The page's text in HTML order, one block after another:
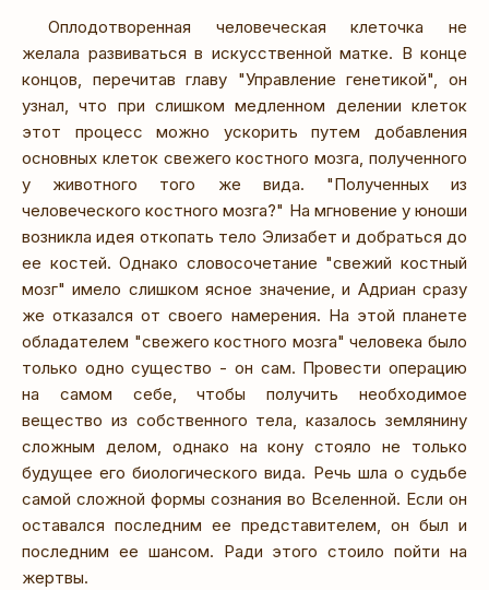
Оплодотворенная человеческая клеточка не
желала развиваться в искусственной матке. В конце
концов, перечитав главу "Управление генетикой", он
узнал, что при слишком медленном делении клеток
этот процесс можно ускорить путем добавления
основных клеток свежего костного мозга, полученного
у животного того же вида. "Полученных из
человеческого костного мозга?" На мгновение у юноши
возникла идея откопать тело Элизабет и добраться до
ее костей. Однако словосочетание "свежий костный
мозг" имело слишком ясное значение, и Адриан сразу
же отказался от своего намерения. На этой планете
обладателем "свежего костного мозга" человека было
только одно существо - он сам. Провести операцию
на самом себе, чтобы получить необходимое
вещество из собственного тела, казалось землянину
сложным делом, однако на кону стояло не только
будущее его биологического вида. Речь шла о судьбе
самой сложной формы сознания во Вселенной. Если он
оставался последним ее представителем, он был и
последним ее шансом. Ради этого стоило пойти на
жертвы.